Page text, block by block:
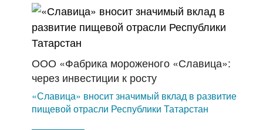
ООО «Фабрика мороженого «Славица»:
через инвестиции к росту
«Славица» вносит значимый вклад в развитие
пищевой отрасли Республики Татарстан